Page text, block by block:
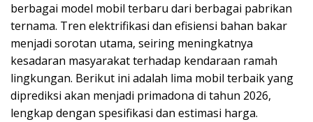
berbagai model mobil terbaru dari berbagai pabrikan
ternama. Tren elektrifikasi dan efisiensi bahan bakar
menjadi sorotan utama, seiring meningkatnya
kesadaran masyarakat terhadap kendaraan ramah
lingkungan. Berikut ini adalah lima mobil terbaik yang
diprediksi akan menjadi primadona di tahun 2026,
lengkap dengan spesifikasi dan estimasi harga.